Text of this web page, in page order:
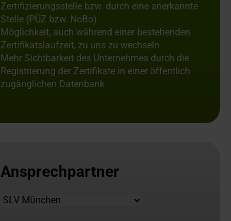
Zertifizierungsstelle bzw. durch eine anerkannte
Stelle (PÜZ bzw. NoBo)
Möglichkeit, auch während einer bestehenden
Zertifikatslaufzeit, zu uns zu wechseln
Mehr Sichtbarkeit des Unternehmes durch die
Registrierung der Zertifikate in einer öffentlich
zugänglichen Datenbank
Ansprechpartner
Standort